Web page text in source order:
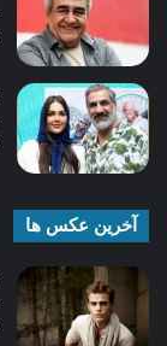
آخرین عکس ها